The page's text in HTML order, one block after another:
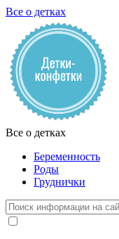
Все о детках
Все о детках
Беременность
Роды
Груднички